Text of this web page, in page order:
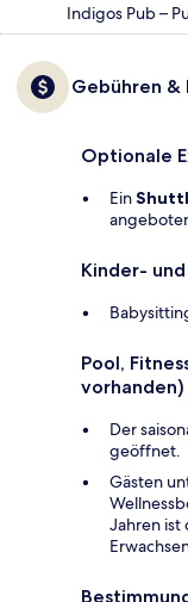
Indigos Pub –
Gebühren &
Optionale
Ein
Kinder-
Pool,
vorhanden)
Der
geöffnet.
Gästen
Jahren ist